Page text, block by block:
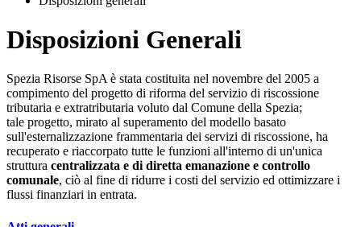
Disposizioni Generali
Spezia Risorse SpA è stata costituita nel novembre del 2005 a
compimento del progetto di riforma del servizio di riscossione
tributaria e extratributaria voluto dal Comune della Spezia;
tale progetto, mirato al superamento del modello basato
sull'esternalizzazione frammentaria dei servizi di riscossione, ha
recuperato e riaccorpato tutte le funzioni all'interno di un'unica
struttura centralizzata e di diretta emanazione e controllo
comunale, ciò al fine di ridurre i costi del servizio ed ottimizzare i
flussi finanziari in entrata.